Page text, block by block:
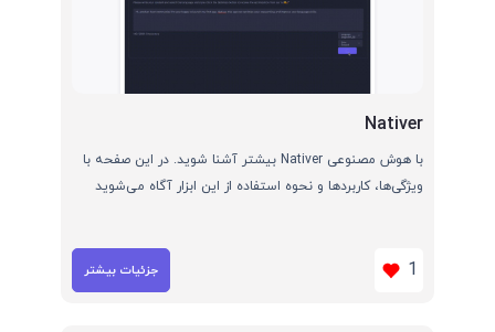
Nativer
با هوش مصنوعی Nativer بیشتر آشنا شوید. در این صفحه با
ویژگی‌ها، کاربردها و نحوه استفاده از این ابزار آگاه می‌شوید
1 جزئیات بیشتر